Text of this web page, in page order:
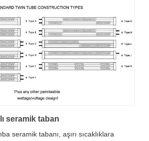
seramik taban
seramik tabanı, aşırı sıcaklıklara